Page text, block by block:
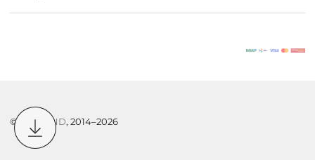
© DSTREND, 2014–2026